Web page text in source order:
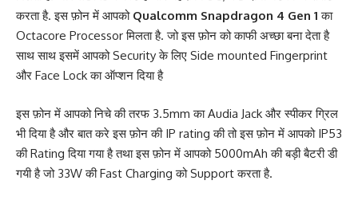
करता है. इस फ़ोन में आपको Qualcomm Snapdragon 4 Gen 1का
Octacore Processor मिलता है. जो इस फ़ोन को काफी अच्छा बना देता है
साथ साथ इसमें आपको Security के लिए Side mounted Fingerprint
और Face Lock का ऑप्शन दिया है
इस फ़ोन में आपको निचे की तरफ 3.5mm का Audia Jack और स्पीकर ग्रिल
भी दिया है और बात करे इस फ़ोन की IP rating की तो इस फ़ोन में आपको IP53
की Rating दिया गया है तथा इस फ़ोन में आपको 5000mAh की बड़ी बैटरी डी
गयी है जो 33W की Fast Charging को Support करता है.